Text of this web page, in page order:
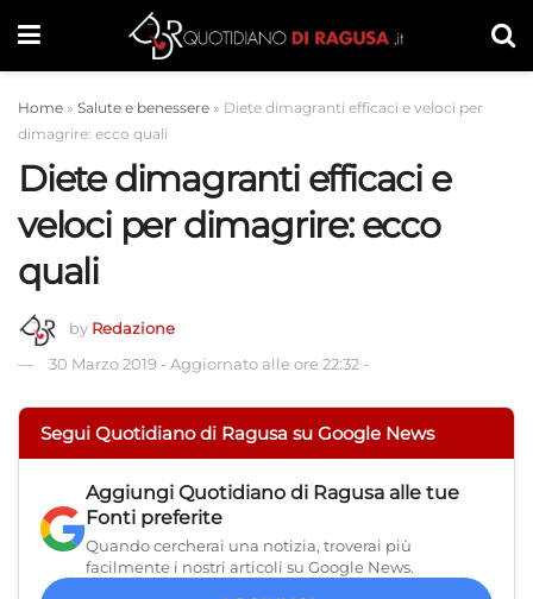
Home » Salute e benessere » Diete dimagranti efficaci e veloci per
dimagrire: ecco quali
Diete dimagranti efficaci e
veloci per dimagrire: ecco
quali
by Redazione
30 Marzo 2019 - Aggiornato alle ore 22:32 -
Segui Quotidiano di Ragusa su Google News
Aggiungi Quotidiano di Ragusa alle tue
Fonti preferite
Quando cercherai una notizia, troverai più
facilmente i nostri articoli su Google News.